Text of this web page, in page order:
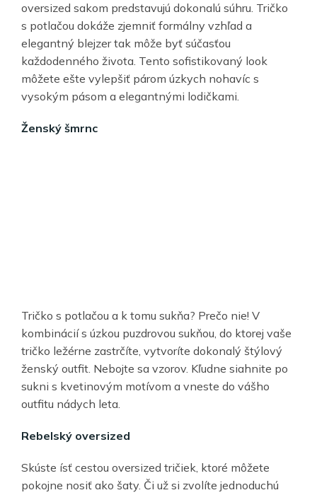
oversized sakom predstavujú dokonalú súhru. Tričko
s potlačou dokáže zjemniť formálny vzhľad a
elegantný blejzer tak môže byť súčasťou
každodenného života. Tento sofistikovaný look
môžete ešte vylepšiť párom úzkych nohavíc s
vysokým pásom a elegantnými lodičkami.
Ženský šmrnc
Tričko s potlačou a k tomu sukňa? Prečo nie! V
kombinácií s úzkou puzdrovou sukňou, do ktorej vaše
tričko ležérne zastrčíte, vytvoríte dokonalý štýlový
ženský outfit. Nebojte sa vzorov. Kľudne siahnite po
sukni s kvetinovým motívom a vneste do vášho
outfitu nádych leta.
Rebelský oversized
Skúste ísť cestou oversized tričiek, ktoré môžete
pokojne nosiť ako šaty. Či už si zvolíte jednoduchú